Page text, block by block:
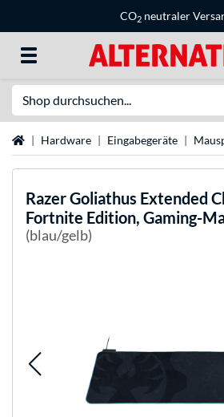
CO2 neutraler
StartseiteHardware Eingabegeräte
RazerGoliathus Extended
Fortnite Edition, Gaming-
(blau/gelb)